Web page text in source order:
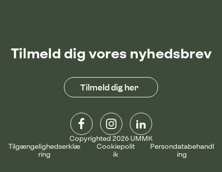
Tilmeld dig vores nyhedsbrev
Tilmeld dig her
Copyrighted 2026 UMMK
Tilgængelighedserklæ
ring
Cookiepolit
ik
Persondatabehandl
ing